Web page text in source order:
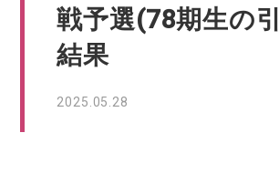
戦予選(78期生の
結果
2025.05.28